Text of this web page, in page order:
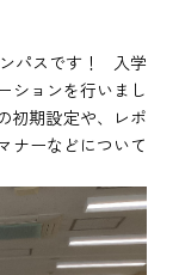
パスです！ 入学
ションを行いまし
初期設定や、レポ
ナーなどについて